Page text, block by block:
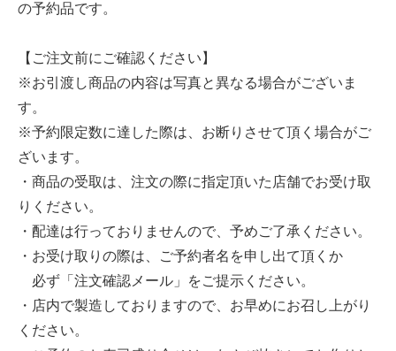
の予約品です。
【ご注文前にご確認ください】
※お引渡し商品の内容は写真と異なる場合がございま
す。
※予約限定数に達した際は、お断りさせて頂く場合がご
ざいます。
・商品の受取は、注文の際に指定頂いた店舗でお受け取
りください。
・配達は行っておりませんので、予めご了承ください。
・お受け取りの際は、ご予約者名を申し出て頂くか
必ず「注文確認メール」をご提示ください。
・店内で製造しておりますので、お早めにお召し上がり
ください。